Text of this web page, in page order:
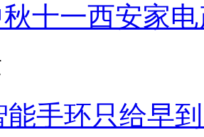
秋十一西安家
能手环只给早